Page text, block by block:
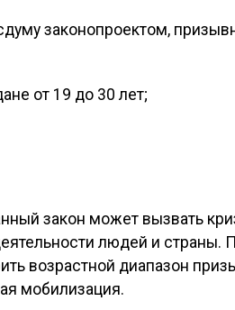
законопроектом,
от 19 до 30 лет;
закон может вызвать
людей и страны.
возрастной диапазон
мобилизация.